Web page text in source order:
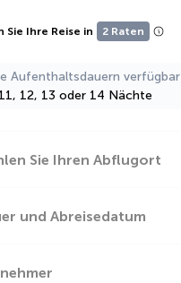
Sie Ihre Reise in 2 Raten
Aufenthaltsdauern verfügbar
12, 13 oder 14 Nächte
Sie Ihren Abflugort
und Abreisedatum